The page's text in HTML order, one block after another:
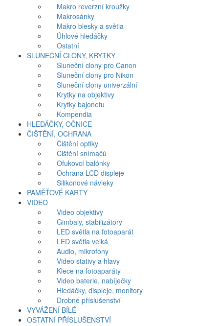
Makro reverzní kroužky
Makrosánky
Makro blesky a světla
Úhlové hledáčky
Ostatní
SLUNEČNÍ CLONY, KRYTKY
Sluneční clony pro Canon
Sluneční clony pro Nikon
Sluneční clony univerzální
Krytky na objektivy
Krytky bajonetu
Kompendia
HLEDÁČKY, OČNICE
ČIŠTĚNÍ, OCHRANA
Čištění optiky
Čištění snímačů
Ofukovcí balónky
Ochrana LCD displeje
Silikonové návleky
PAMĚŤOVÉ KARTY
VIDEO
Video objektivy
Gimbaly, stabilizátory
LED světla na fotoaparát
LED světla velká
Audio, mikrofony
Video stativy a hlavy
Klece na fotoaparáty
Video baterie, nabíječky
Hledáčky, displeje, monitory
Drobné příslušenství
VYVÁŽENÍ BÍLÉ
OSTATNÍ PŘÍSLUŠENSTVÍ